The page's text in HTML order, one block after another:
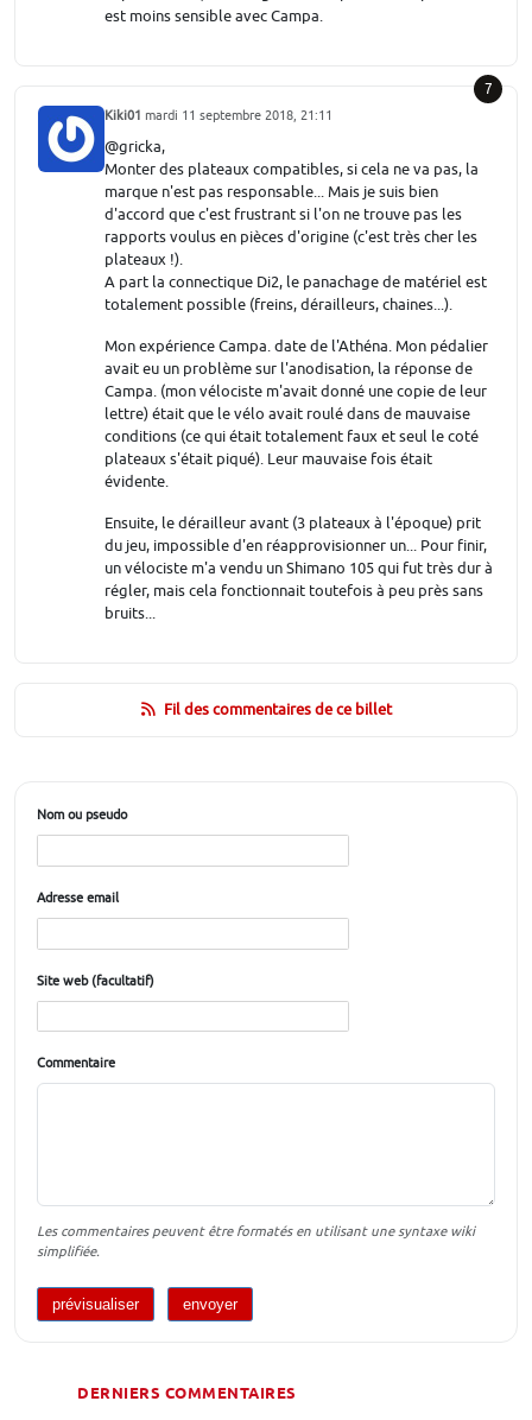
est moins sensible avec Campa.
7
Kiki01 mardi 11 septembre 2018, 21:11
@gricka,
Monter des plateaux compatibles, si cela ne va pas, la
marque n'est pas responsable... Mais je suis bien
d'accord que c'est frustrant si l'on ne trouve pas les
rapports voulus en pièces d'origine (c'est très cher les
plateaux !).
A part la connectique Di2, le panachage de matériel est
totalement possible (freins, dérailleurs, chaines...).
Mon expérience Campa. date de l'Athéna. Mon pédalier
avait eu un problème sur l'anodisation, la réponse de
Campa. (mon vélociste m'avait donné une copie de leur
lettre) était que le vélo avait roulé dans de mauvaise
conditions (ce qui était totalement faux et seul le coté
plateaux s'était piqué). Leur mauvaise fois était
évidente.
Ensuite, le dérailleur avant (3 plateaux à l'époque) prit
du jeu, impossible d'en réapprovisionner un... Pour finir,
un vélociste m'a vendu un Shimano 105 qui fut très dur à
régler, mais cela fonctionnait toutefois à peu près sans
bruits...
Fil des commentaires de ce billet
Nom ou pseudo
Adresse email
Site web (facultatif)
Commentaire
Les commentaires peuvent être formatés en utilisant une syntaxe wiki
simplifiée.
DERNIERS COMMENTAIRES